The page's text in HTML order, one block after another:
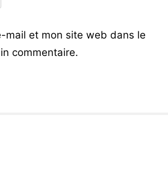
mail et mon site web dans le
commentaire.